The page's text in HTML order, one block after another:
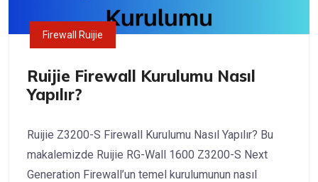
Firewall Ruijie
Ruijie Firewall Kurulumu Nasıl
Yapılır?
Ruijie Z3200-S Firewall Kurulumu Nasıl Yapılır? Bu
makalemizde Ruijie RG-Wall 1600 Z3200-S Next
Generation Firewall’un temel kurulumunun nasıl